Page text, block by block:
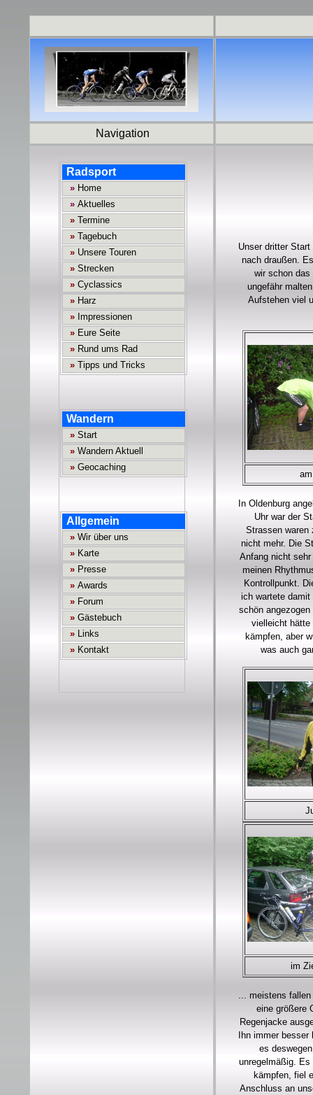
Navigation
Unser dritter
nach draußen.
wir schon das
ungefähr
Aufstehen viel
In Oldenburg
Uhr war der
Strassen waren
nicht mehr. Die
Anfang nicht
meinen
Kontrollpunkt.
ich wartete damit
schön
vielleicht hätte
kämpfen, aber
was auch
im
... meistens
eine größere
Regenjacke
Ihn immer besser
es
unregelmäßig.
kämpfen, fiel
Anschluss an